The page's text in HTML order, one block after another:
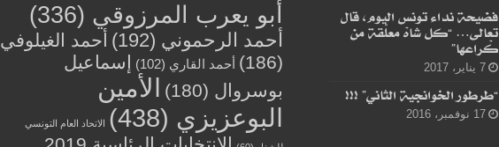
فضيحة نداء تونس اليوم، قال
تعالى… “كل شاهْ معلّقة من
كْراعها”
7 يناير، 2017
“طرطور الخوانجية الثاني” !!!
17 نوفمبر، 2016
أبو يعرب المرزوقي (336)
أحمد الرحموني (192)
أحمد الغيلوفي
(186)
أحمد القاري (102)
إسماعيل
بوسروال (180)
الأمين
البوعزيزي (438) الاتحاد العام التونسي